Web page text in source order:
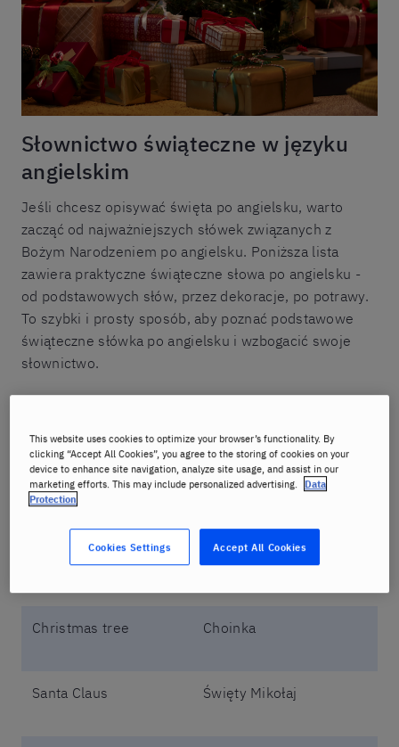
Słownictwo świąteczne w języku
angielskim
Jeśli chcesz opisywać święta po angielsku, warto
zacząć od najważniejszych słówek związanych z
Bożym Narodzeniem po angielsku. Poniższa lista
zawiera praktyczne świąteczne słowa po angielsku -
od podstawowych słów, przez dekoracje, po potrawy.
To szybki i prosty sposób, aby poznać podstawowe
świąteczne słówka po angielsku i wzbogacić swoje
słownictwo.
Kiedy poznasz podstawowe słownictwo świąteczne
po angielsku będziesz mógł z łatwością opowiadać o
świętach po angielsku i rozumieć anglojęzyczne
teksty, piosenki czy filmów świątecznych.
Słowo po angielsku Tłumaczenie
Christmas tree Choinka
Santa Claus Święty Mikołaj
This website uses cookies to optimize your browser’s functionality. By
clicking “Accept All Cookies”, you agree to the storing of cookies on your
device to enhance site navigation, analyze site usage, and assist in our
marketing efforts. This may include personalized advertising. Data
Protection
Accept All Cookies
Cookies Settings